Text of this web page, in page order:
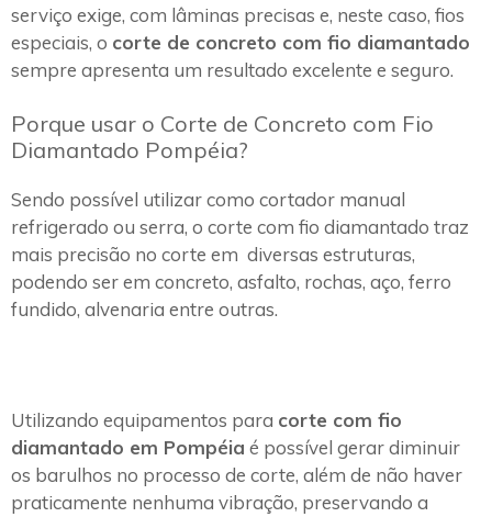
serviço exige, com lâminas precisas e, neste caso, fios
especiais, o corte de concreto com fio diamantado
sempre apresenta um resultado excelente e seguro.
Porque usar o Corte de Concreto com Fio
Diamantado Pompéia?
Sendo possível utilizar como cortador manual
refrigerado ou serra, o corte com fio diamantado traz
mais precisão no corte em diversas estruturas,
podendo ser em concreto, asfalto, rochas, aço, ferro
fundido, alvenaria entre outras.
Utilizando equipamentos para corte com fio
diamantado em Pompéia é possível gerar diminuir
os barulhos no processo de corte, além de não haver
praticamente nenhuma vibração, preservando a